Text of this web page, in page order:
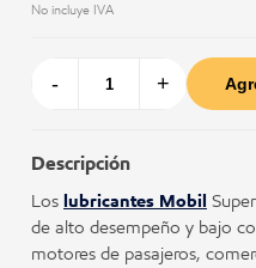
No incluye IVA
- +
Descripción
Los lubricantes Mobil
de alto desempeño y bajo
motores de pasajeros,